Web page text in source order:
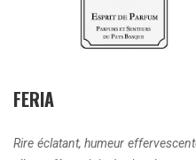
FERIA
Rire éclatant, humeur